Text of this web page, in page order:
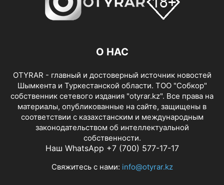
О НАС
OTYRAR - главный и достоверный источник новостей
Шымкента и Туркестанской области. ТОО "Собкор"
собственник сетевого издания "otyrar.kz". Все права на
материалы, опубликованные на сайте, защищены в
соответствии с казахстанским и международным
законодательством об интеллектуальной
собственности.
Наш WhatsApp +7 (700) 577-17-17
Свяжитесь с нами: info@otyrar.kz